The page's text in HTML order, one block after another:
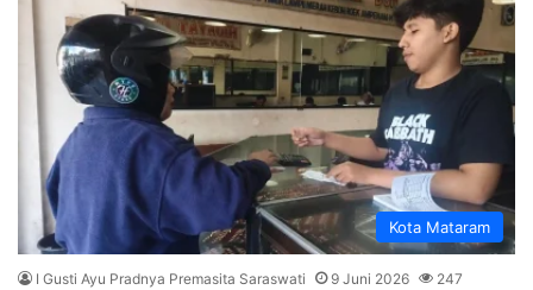
Kota Mataram
I Gusti Ayu Pradnya Premasita Saraswati 9 Juni 2026 247